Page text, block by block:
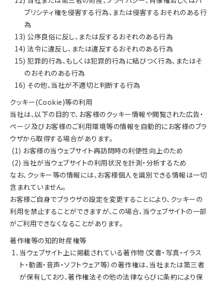
ブリシティ権を侵害する行為、または侵害するおそれのある行
為
13) 公序良俗に反し、または反するおそれのある行為
14) 法令に違反し、または違反するおそれのある行為
15) 犯罪的行為、もしくは犯罪的行為に結びつく行為、またはそ
のおそれのある行為
16) その他、当社が不適切と判断する行為
クッキー(Cookie)等の利用
当社は、以下の目的で、お客様のクッキー情報や閲覧された広告・
ページ及びお客様のご利用環境等の情報を自動的にお客様のブラ
ウザから取得する場合があります。
(1) お客様の当ウェブサイト再訪問時の利便性向上のため
(2) 当社が当ウェブサイトの利用状況を計測・分析するため
なお、クッキー等の情報には、お客様個人を識別できる情報は一切
含まれていません。
お客様ご自身でブラウザの設定を変更することにより、クッキーの
利用を禁止することができますが、この場合、当ウェブサイトの一部
がご利用できなくなることがあります。
著作権等の知的財産権等
1．当ウェブサイト上に掲載されている著作物（文書・写真・イラス
ト・動画・音声・ソフトウェア等）の著作権は、当社または第三者
が保有しており、著作権法その他の法律ならびに条約により保